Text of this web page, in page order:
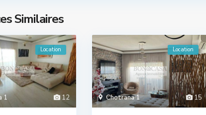
Similaires
12
1
Location
15
Chotrana 1
Location